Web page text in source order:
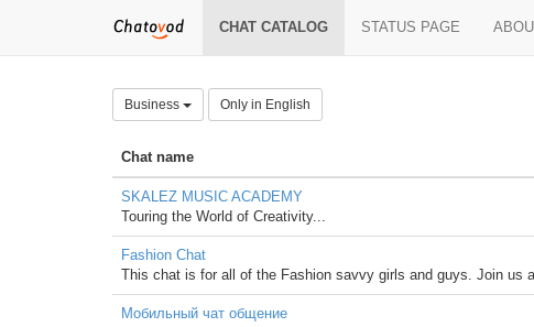
CHAT CATALOG STATUS PAGE
Business Only in English
Chat name
SKALEZ MUSIC ACADEMY
Touring the World of Creativity...
Fashion Chat
This chat is for all of the Fashion savvy girls and guys. Join us
Мобильный чат общение